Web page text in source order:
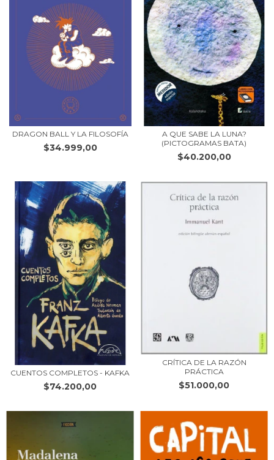
DRAGON BALL Y LA FILOSOFÍA
$34.999,00
A QUE SABE LA LUNA?
(PICTOGRAMAS BATA)
$40.200,00
CUENTOS COMPLETOS - KAFKA
$74.200,00
CRÍTICA DE LA RAZÓN
PRÁCTICA
$51.000,00